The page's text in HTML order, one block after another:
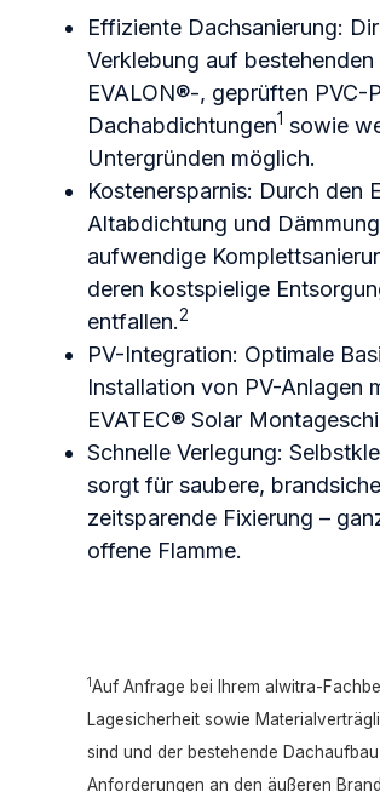
Effiziente Dachsanierung:
Verklebung auf bestehenden
EVALON®-, geprüften PVC-
Dachabdichtungen1 sowie
Untergründen möglich.
Kostenersparnis: Durch den
Altabdichtung und
aufwendige
deren kostspielige
entfallen.2
PV-Integration: Optimale
Installation von PV-Anlagen
EVATEC® Solar
Schnelle Verlegung:
sorgt für saubere,
zeitsparende Fixierung –
offene Flamme.
1Auf Anfrage bei Ihrem alwitra-
Lagesicherheit sowie
sind und der bestehende
Anforderungen an den äußeren